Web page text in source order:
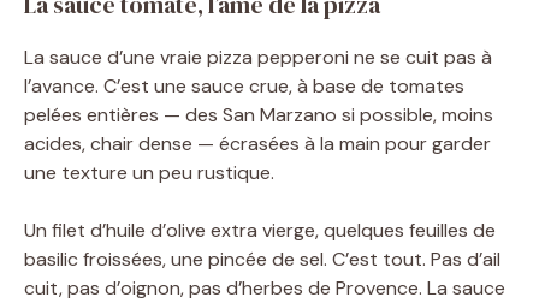
La sauce d’une vraie pizza pepperoni ne se cuit pas à
l’avance. C’est une sauce crue, à base de tomates
pelées entières — des San Marzano si possible, moins
acides, chair dense — écrasées à la main pour garder
une texture un peu rustique.
Un filet d’huile d’olive extra vierge, quelques feuilles de
basilic froissées, une pincée de sel. C’est tout. Pas d’ail
cuit, pas d’oignon, pas d’herbes de Provence. La sauce